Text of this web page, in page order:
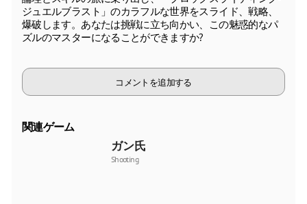
ジュエルブラスト」のカラフルな世界をスライド、戦略、
爆破します。あなたは挑戦に立ち向かい、この魅惑的なパ
ズルのマスターになることができますか?
コメントを追加する
関連ゲーム
ガン氏
Shooting